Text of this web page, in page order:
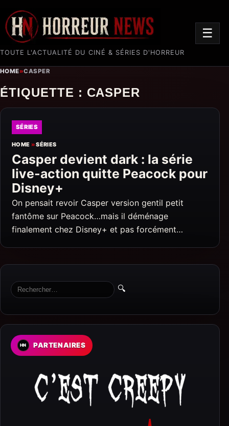
TOUTE L'ACTUALITÉ DU CINÉ & SÉRIES D'HORREUR
☰
HOME»CASPER
ÉTIQUETTE : CASPER
SÉRIES
HOME »SÉRIES
Casper devient dark : la série
live-action quitte Peacock pour
Disney+
On pensait revoir Casper version gentil petit
fantôme sur Peacock…mais il déménage
finalement chez Disney+ et pas forcément…
🔍
PARTENAIRES